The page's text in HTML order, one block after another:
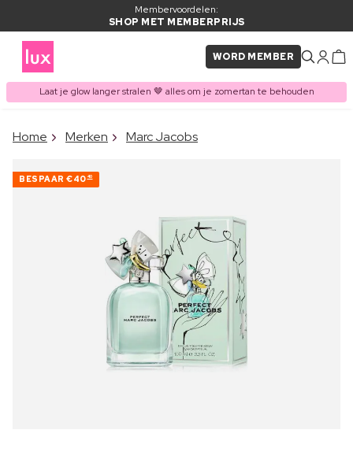
Membervoordelen:
SHOP MET MEMBERPRIJS
WORD MEMBER
Laat je glow langer stralen 🤎 alles om je zomertan te behouden
ITEM TOEGEVOEGD AAN
Home Merken Marc Jacobs
BESPAAR €40 40